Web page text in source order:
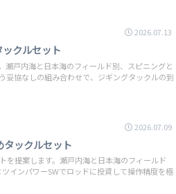
2026.07.13
クルセット
戸内海と日本海のフィールド別、スピニングと
協なしの組み合わせで、ジギングタックルの到
2026.07.09
ックルセット
を提案します。瀬戸内海と日本海のフィールド
インパワーSWでロッドに投資して操作精度を極